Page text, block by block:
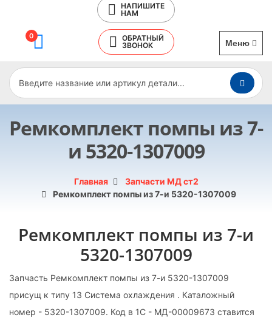
НАПИШИТЕ
НАМ
0
ОБРАТНЫЙ
ЗВОНОК
Меню
Ремкомплект помпы из 7-
и 5320-1307009
Главная
Запчасти МД ст2
Ремкомплект помпы из 7-и 5320-1307009
Ремкомплект помпы из 7-и
5320-1307009
Запчасть Ремкомплект помпы из 7-и 5320-1307009
присущ к типу 13 Система охлаждения . Каталожный
номер - 5320-1307009. Код в 1С - МД-00009673 ставится